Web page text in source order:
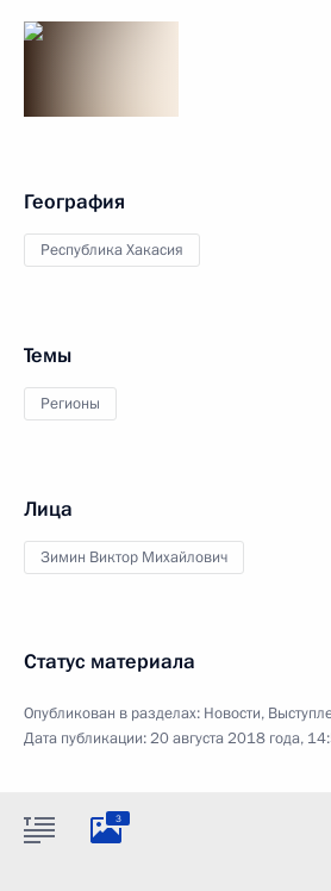
География
Республика Хакасия
Темы
Регионы
Лица
Зимин Виктор Михайлович
Статус материала
Опубликован в разделах: Новости,
Дата публикации:20 августа 2018 года,
3